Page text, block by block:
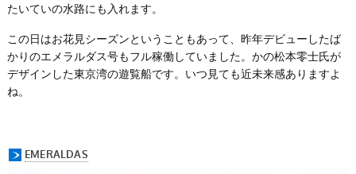
たいていの水路にも入れます。
この日はお花見シーズンということもあって、昨年デビューしたば
かりのエメラルダス号もフル稼働していました。かの松本零士氏が
デザインした東京湾の遊覧船です。いつ見ても近未来感ありますよ
ね。